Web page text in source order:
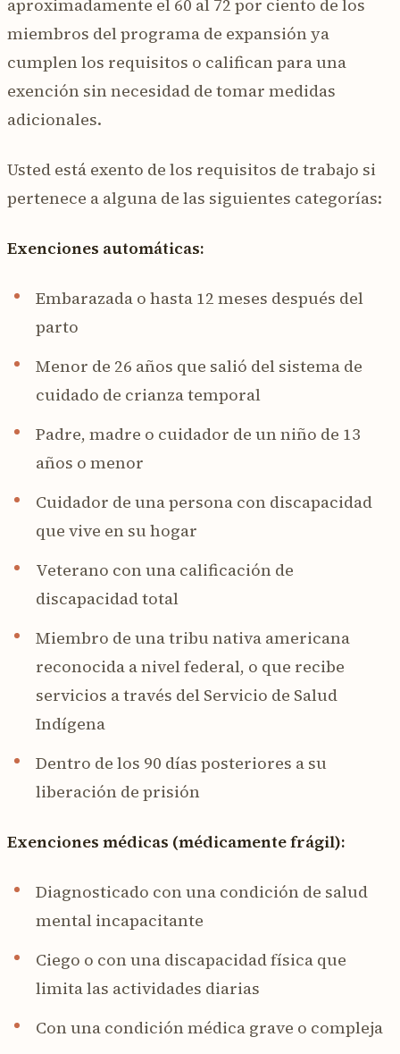
aproximadamente el 60 al 72 por ciento de los
miembros del programa de expansión ya
cumplen los requisitos o califican para una
exención sin necesidad de tomar medidas
adicionales.
Usted está exento de los requisitos de trabajo si
pertenece a alguna de las siguientes categorías:
Exenciones automáticas:
Embarazada o hasta 12 meses después del
parto
Menor de 26 años que salió del sistema de
cuidado de crianza temporal
Padre, madre o cuidador de un niño de 13
años o menor
Cuidador de una persona con discapacidad
que vive en su hogar
Veterano con una calificación de
discapacidad total
Miembro de una tribu nativa americana
reconocida a nivel federal, o que recibe
servicios a través del Servicio de Salud
Indígena
Dentro de los 90 días posteriores a su
liberación de prisión
Exenciones médicas (médicamente frágil):
Diagnosticado con una condición de salud
mental incapacitante
Ciego o con una discapacidad física que
limita las actividades diarias
Con una condición médica grave o compleja